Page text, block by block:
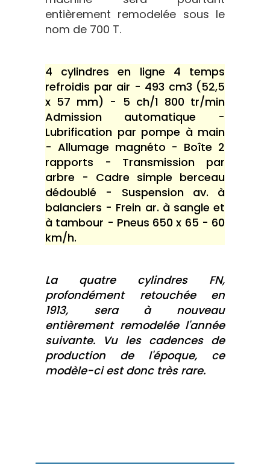
entièrement remodelée sous le
nom de 700 T.
4 cylindres en ligne 4 temps
refroidis par air - 493 cm3 (52,5
x 57 mm) - 5 ch/1 800 tr/min
Admission automatique -
Lubrification par pompe à main
- Allumage magnéto - Boîte 2
rapports - Transmission par
arbre - Cadre simple berceau
dédoublé - Suspension av. à
balanciers - Frein ar. à sangle et
à tambour - Pneus 650 x 65 - 60
km/h.
La quatre cylindres FN,
profondément retouchée en
1913, sera à nouveau
entièrement remodelée l'année
suivante. Vu les cadences de
production de l'époque, ce
modèle-ci est donc très rare.